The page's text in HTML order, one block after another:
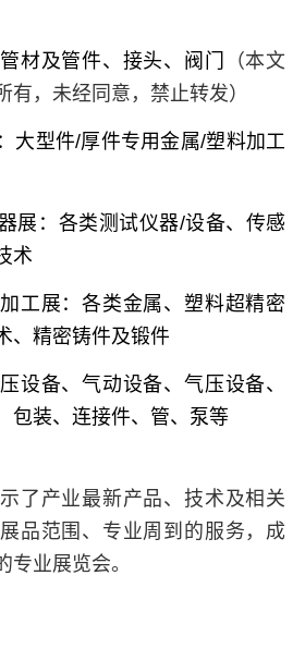
材及管件、接头、阀门
（本文
有，未经同意，禁止转发）
大型件/厚件专用金属/塑料加工
展： 各类测试仪器/设备、传感
术
工展：各类金属、塑料超精密
、精密铸件及锻件
设备、气动设备、气压设备、
包装、连接件、管、泵等
了产业最新产品、技术及相关
品范围、专业周到的服务，成
专业展览会。